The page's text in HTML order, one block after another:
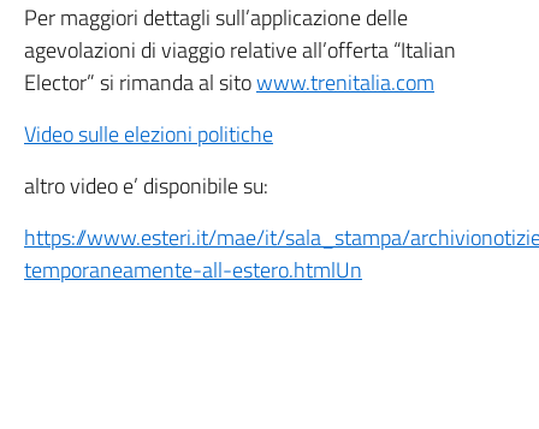
Per maggiori dettagli sull’applicazione delle
agevolazioni di viaggio relative all’offerta “Italian
Elector” si rimanda al sitowww.trenitalia.com
Video sulle elezioni politiche
altro video e’ disponibile su:
https://www.esteri.it/mae/it/sala_stampa/
temporaneamente-all-estero.htmlUn